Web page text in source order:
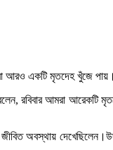
আরও একটি মৃতদেহ খুঁজে পায়।
বলেন, রবিবার আমরা
অবস্থায়